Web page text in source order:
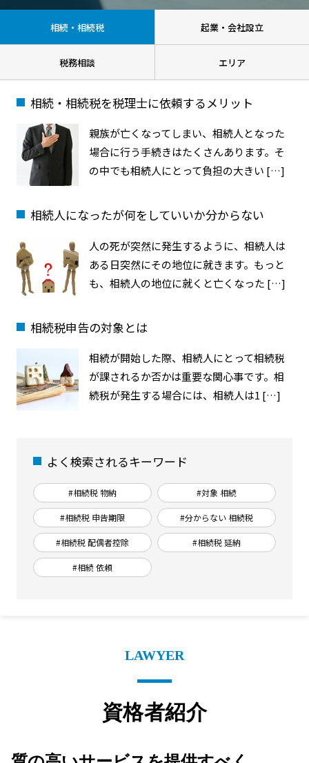
相続・相続税 起業・会社設立
税務相談 エリア
相続・相続税を税理士に依頼するメリット
親族が亡くなってしまい、相続人となった
場合に行う手続きはたくさんあります。そ
の中でも相続人にとって負担の大きい […]
相続人になったが何をしていいか分からない
人の死が突然に発生するように、相続人は
ある日突然にその地位に就きます。もっと
も、相続人の地位に就くと亡くなった […]
相続税申告の対象とは
相続が開始した際、相続人にとって相続税
が課されるか否かは重要な関心事です。相
続税が発生する場合には、相続人は1 […]
よく検索されるキーワード
#相続税 物納 #対象 相続
#相続税 申告期限 #分からない 相続税
#相続税 配偶者控除 #相続税 延納
#相続 依頼
LAWYER
資格者紹介